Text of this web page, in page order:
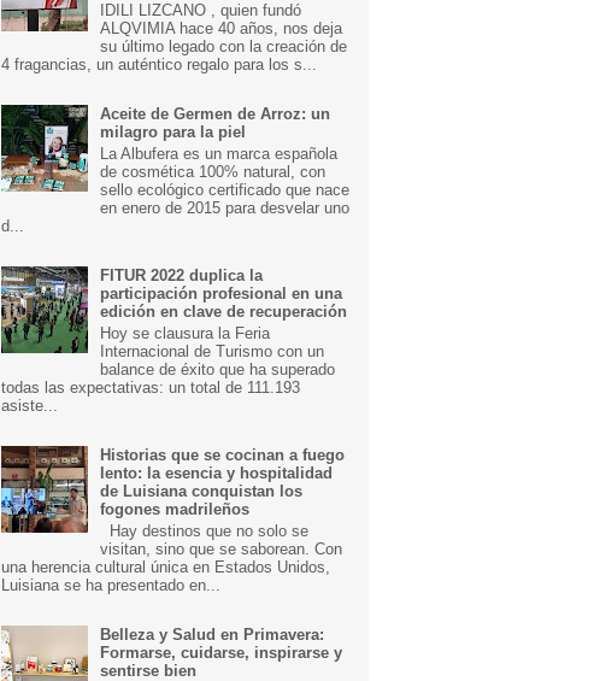
IDILI LIZCANO , quien fundó
ALQVIMIA hace 40 años, nos deja
su último legado con la creación de
4 fragancias, un auténtico regalo para los s...
Aceite de Germen de Arroz: un
milagro para la piel
La Albufera es un marca española
de cosmética 100% natural, con
sello ecológico certificado que nace
en enero de 2015 para desvelar uno
d...
FITUR 2022 duplica la
participación profesional en una
edición en clave de recuperación
Hoy se clausura la Feria
Internacional de Turismo con un
balance de éxito que ha superado
todas las expectativas: un total de 111.193
asiste...
Historias que se cocinan a fuego
lento: la esencia y hospitalidad
de Luisiana conquistan los
fogones madrileños
Hay destinos que no solo se
visitan, sino que se saborean. Con
una herencia cultural única en Estados Unidos,
Luisiana se ha presentado en...
Belleza y Salud en Primavera:
Formarse, cuidarse, inspirarse y
sentirse bien